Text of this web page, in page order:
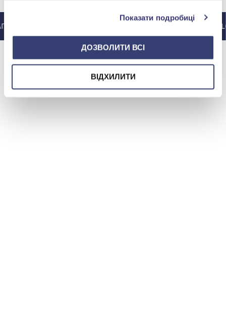
Показати подробиці
ДОЗВОЛИТИ ВСІ
ВІДХИЛИТИ
@ZOLOTAKOROLEVA ДО ІНСТАГРАМУ